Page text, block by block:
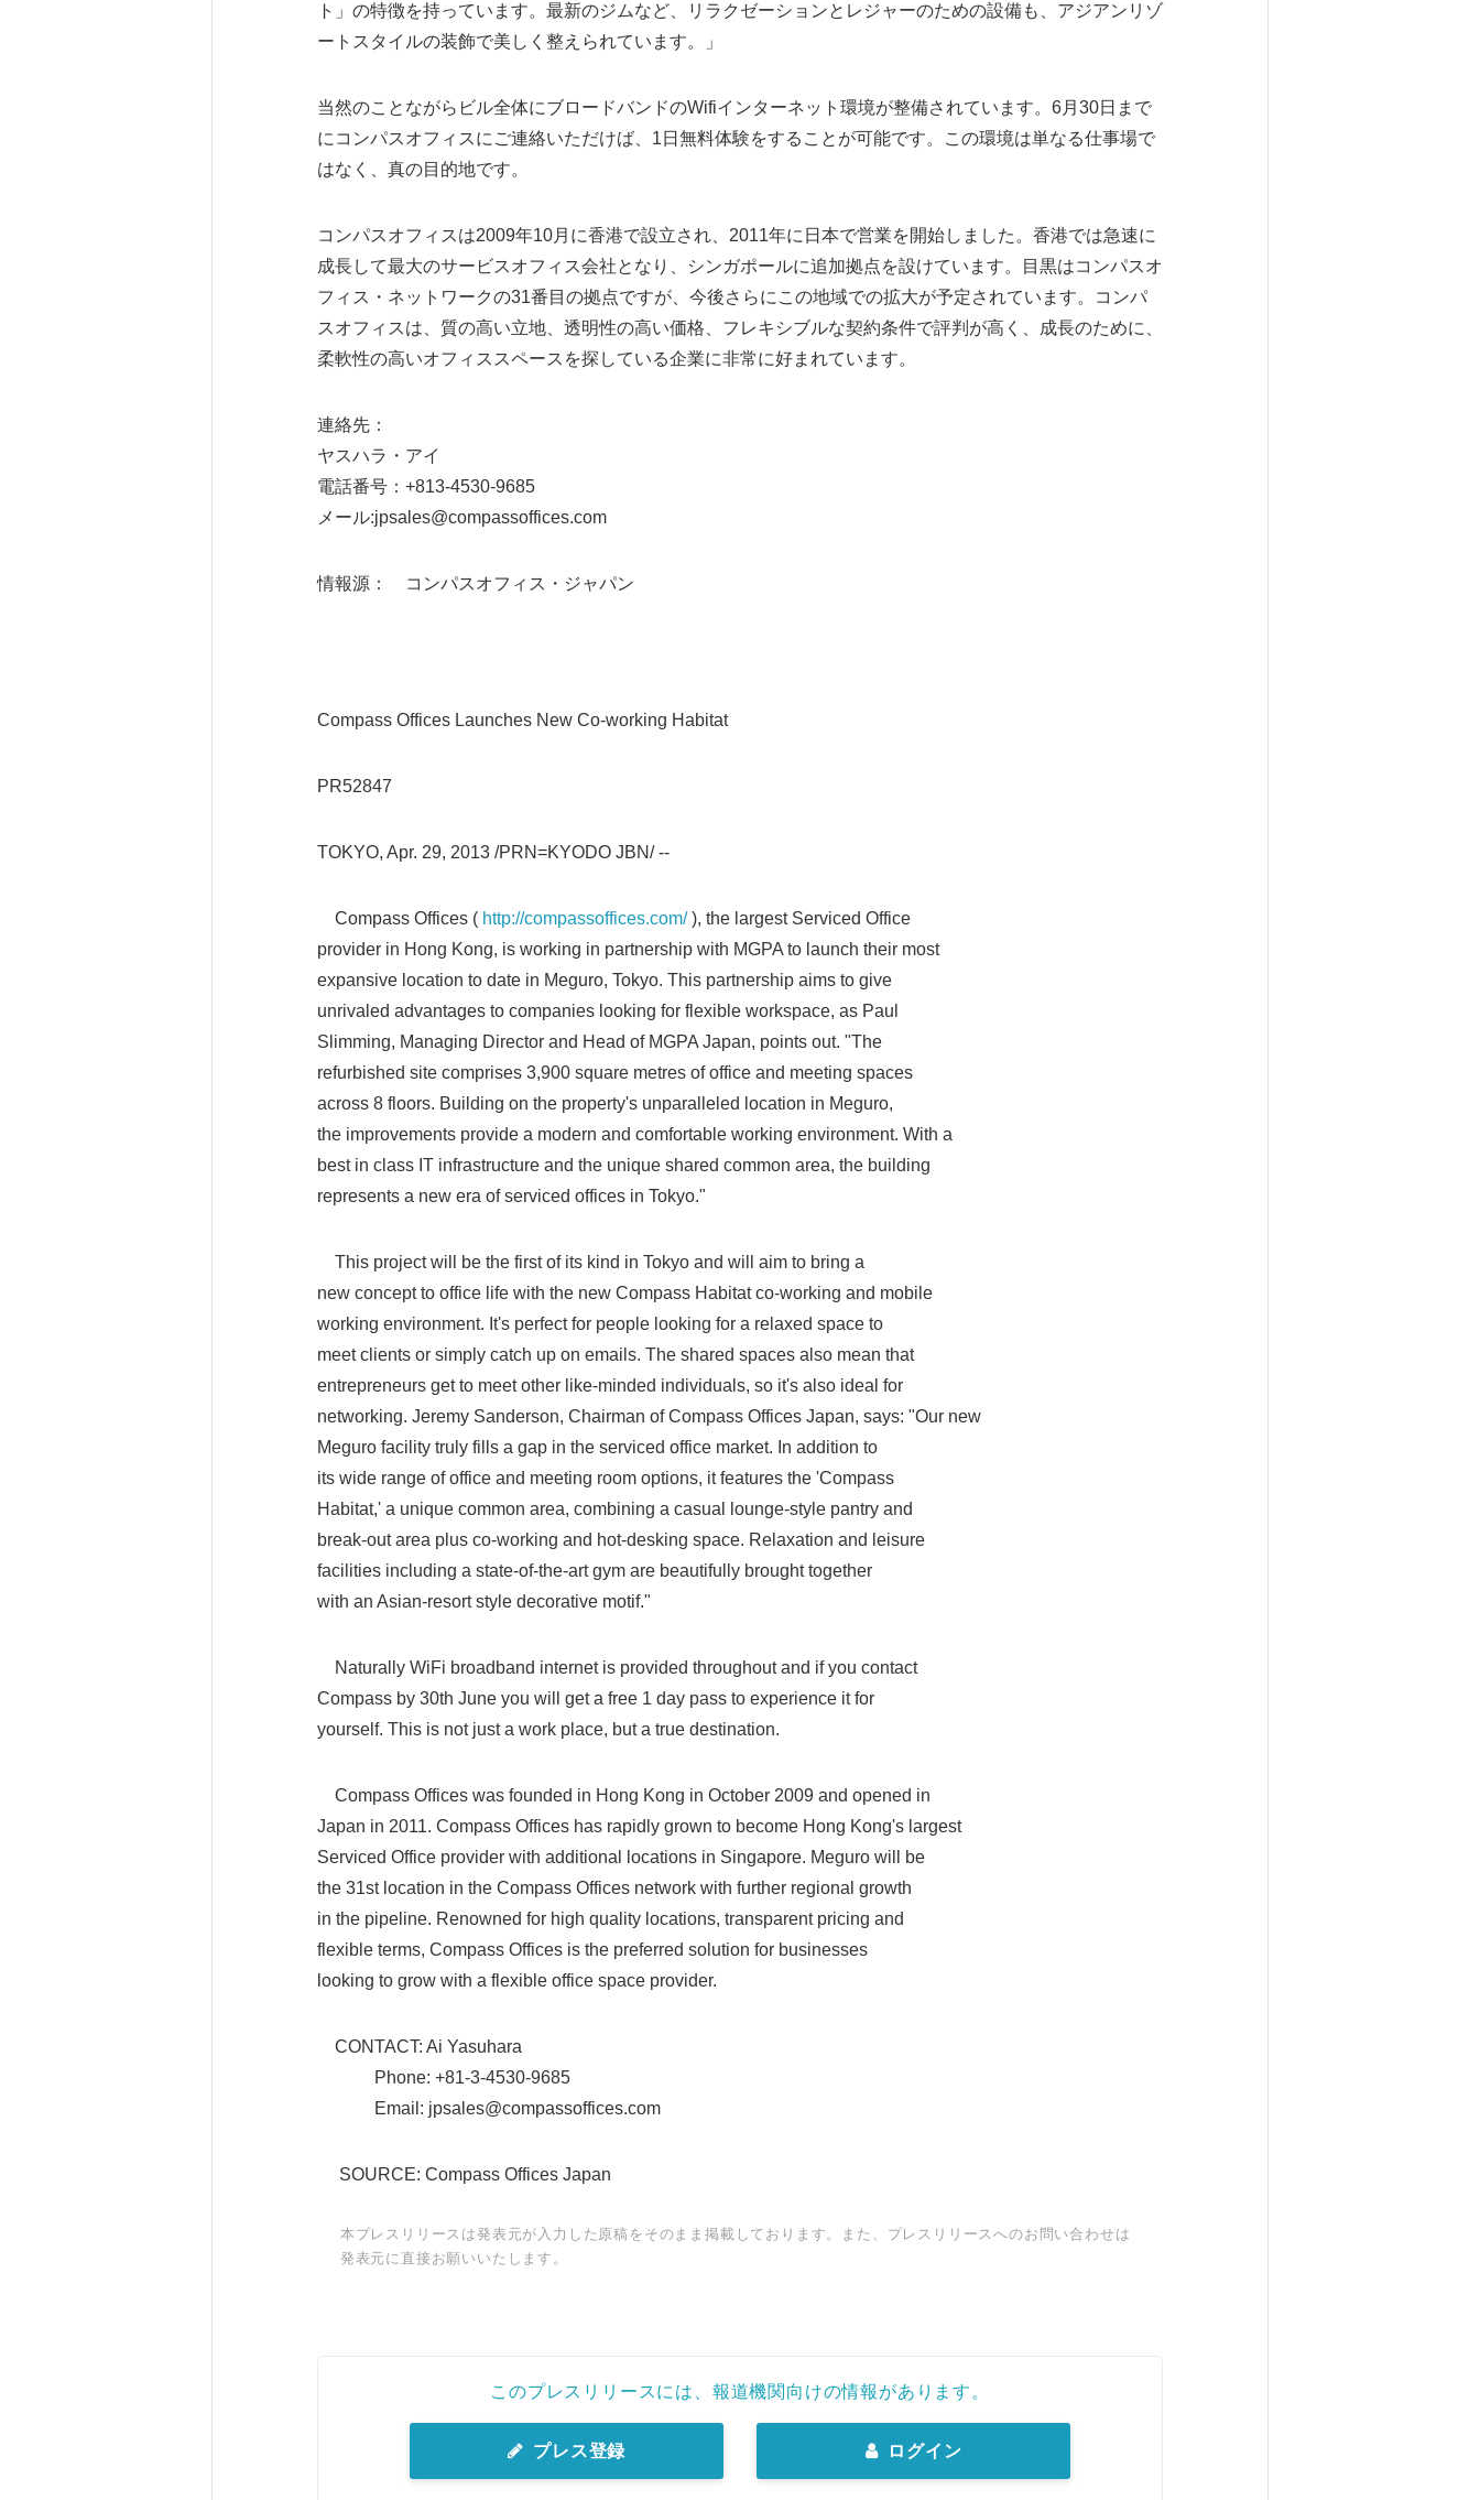
ト」の特徴を持っています。最新のジムなど、リラクゼーションとレジャーのための設備も、アジアンリゾ
ートスタイルの装飾で美しく整えられています。」
当然のことながらビル全体にブロードバンドのWifiインターネット環境が整備されています。6月30日まで
にコンパスオフィスにご連絡いただけば、1日無料体験をすることが可能です。この環境は単なる仕事場で
はなく、真の目的地です。
コンパスオフィスは2009年10月に香港で設立され、2011年に日本で営業を開始しました。香港では急速に
成長して最大のサービスオフィス会社となり、シンガポールに追加拠点を設けています。目黒はコンパスオ
フィス・ネットワークの31番目の拠点ですが、今後さらにこの地域での拡大が予定されています。コンパ
スオフィスは、質の高い立地、透明性の高い価格、フレキシブルな契約条件で評判が高く、成長のために、
柔軟性の高いオフィススペースを探している企業に非常に好まれています。
連絡先：
ヤスハラ・アイ
電話番号：+813-4530-9685
メール:jpsales@compassoffices.com
情報源： コンパスオフィス・ジャパン
Compass Offices Launches New Co-working Habitat
PR52847
TOKYO, Apr. 29, 2013 /PRN=KYODO JBN/ --
Compass Offices ( http://compassoffices.com/), the largest Serviced Office
provider in Hong Kong, is working in partnership with MGPA to launch their most
expansive location to date in Meguro, Tokyo. This partnership aims to give
unrivaled advantages to companies looking for flexible workspace, as Paul
Slimming, Managing Director and Head of MGPA Japan, points out. "The
refurbished site comprises 3,900 square metres of office and meeting spaces
across 8 floors. Building on the property's unparalleled location in Meguro,
the improvements provide a modern and comfortable working environment. With a
best in class IT infrastructure and the unique shared common area, the building
represents a new era of serviced offices in Tokyo."
This project will be the first of its kind in Tokyo and will aim to bring a
new concept to office life with the new Compass Habitat co-working and mobile
working environment. It's perfect for people looking for a relaxed space to
meet clients or simply catch up on emails. The shared spaces also mean that
entrepreneurs get to meet other like-minded individuals, so it's also ideal for
networking. Jeremy Sanderson, Chairman of Compass Offices Japan, says: "Our new
Meguro facility truly fills a gap in the serviced office market. In addition to
its wide range of office and meeting room options, it features the 'Compass
Habitat,' a unique common area, combining a casual lounge-style pantry and
break-out area plus co-working and hot-desking space. Relaxation and leisure
facilities including a state-of-the-art gym are beautifully brought together
with an Asian-resort style decorative motif."
Naturally WiFi broadband internet is provided throughout and if you contact
Compass by 30th June you will get a free 1 day pass to experience it for
yourself. This is not just a work place, but a true destination.
Compass Offices was founded in Hong Kong in October 2009 and opened in
Japan in 2011. Compass Offices has rapidly grown to become Hong Kong's largest
Serviced Office provider with additional locations in Singapore. Meguro will be
the 31st location in the Compass Offices network with further regional growth
in the pipeline. Renowned for high quality locations, transparent pricing and
flexible terms, Compass Offices is the preferred solution for businesses
looking to grow with a flexible office space provider.
CONTACT: Ai Yasuhara
Phone: +81-3-4530-9685
Email: jpsales@compassoffices.com
SOURCE: Compass Offices Japan
本プレスリリースは発表元が入力した原稿をそのまま掲載しております。また、プレスリリースへのお問い合わせは
発表元に直接お願いいたします。
このプレスリリースには、報道機関向けの情報があります。
プレス登録 ログイン